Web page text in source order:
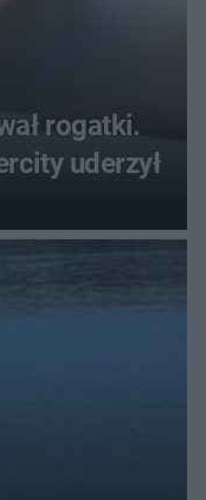
rogatki.
uderzył